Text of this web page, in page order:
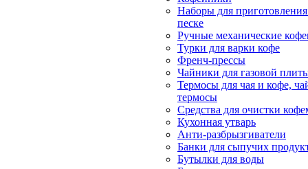
Наборы для
песке
Ручные механические
Турки для варки кофе
Френч-прессы
Чайники для газовой
Термосы для чая и кофе,
термосы
Средства для очистки
Кухонная утварь
Анти-разбрызгиватели
Банки для сыпучих
Бутылки для воды